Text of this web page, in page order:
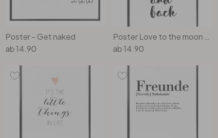
Poster - Get naked
ab14.90
Poster Love to the moon and back
ab14.90